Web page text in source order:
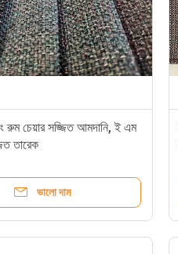
রুম চেয়ার সজ্জিত আমদানি, ই এম
তারেক
ভালো দাম